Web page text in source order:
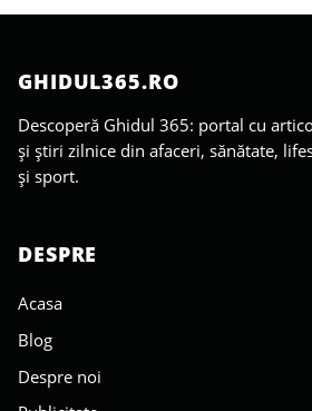
GHIDUL365.RO
Descoperă Ghidul 365: portal cu
și știri zilnice din afaceri, sănătate,
și sport.
DESPRE
Acasa
Blog
Despre noi